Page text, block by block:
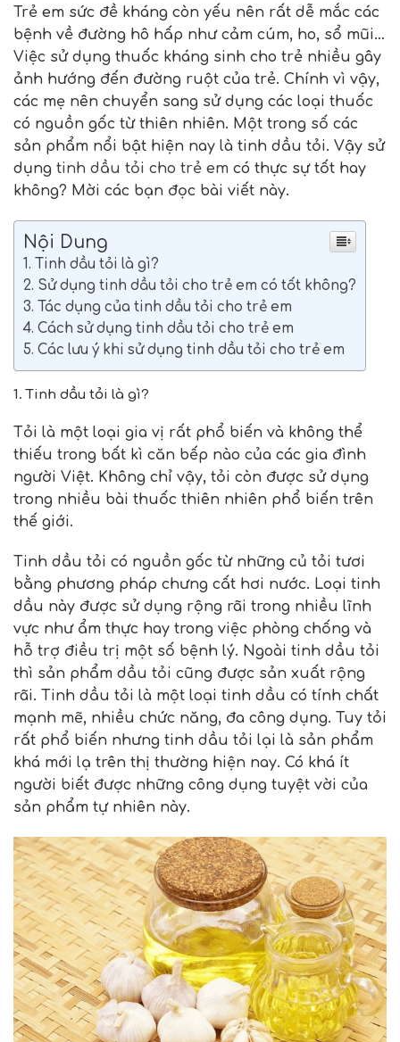
Trẻ em sức đề kháng còn yếu nên rất dễ mắc các
bệnh về đường hô hấp như cảm cúm, ho, sổ mũi…
Việc sử dụng thuốc kháng sinh cho trẻ nhiều gây
ảnh hướng đến đường ruột của trẻ. Chính vì vậy,
các mẹ nên chuyển sang sử dụng các loại thuốc
có nguồn gốc từ thiên nhiên. Một trong số các
sản phẩm nổi bật hiện nay là tinh dầu tỏi. Vậy sử
dụng tinh dầu tỏi cho trẻ em có thực sự tốt hay
không? Mời các bạn đọc bài viết này.
Nội Dung
1. Tinh dầu tỏi là gì?
2. Sử dụng tinh dầu tỏi cho trẻ em có tốt không?
3. Tác dụng của tinh dầu tỏi cho trẻ em
4. Cách sử dụng tinh dầu tỏi cho trẻ em
5. Các lưu ý khi sử dụng tinh dầu tỏi cho trẻ em
1. Tinh dầu tỏi là gì?
Tỏi là một loại gia vị rất phổ biến và không thể
thiếu trong bất kì căn bếp nào của các gia đình
người Việt. Không chỉ vậy, tỏi còn được sử dụng
trong nhiều bài thuốc thiên nhiên phổ biến trên
thế giới.
Tinh dầu tỏi có nguồn gốc từ những củ tỏi tươi
bằng phương pháp chưng cất hơi nước. Loại tinh
dầu này được sử dụng rộng rãi trong nhiều lĩnh
vực như ẩm thực hay trong việc phòng chống và
hỗ trợ điều trị một số bệnh lý. Ngoài tinh dầu tỏi
thì sản phẩm dầu tỏi cũng được sản xuất rộng
rãi. Tinh dầu tỏi là một loại tinh dầu có tính chất
mạnh mẽ, nhiều chức năng, đa công dụng. Tuy tỏi
rất phổ biến nhưng tinh dầu tỏi lại là sản phẩm
khá mới lạ trên thị thường hiện nay. Có khá ít
người biết được những công dụng tuyệt vời của
sản phẩm tự nhiên này.